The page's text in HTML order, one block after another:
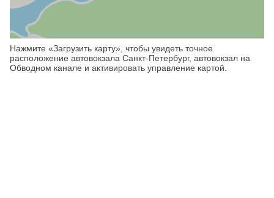
Нажмите «Загрузить карту», чтобы увидеть точное
расположение автовокзала Санкт-Петербург, автовокзал на
Обводном канале и активировать управление картой.